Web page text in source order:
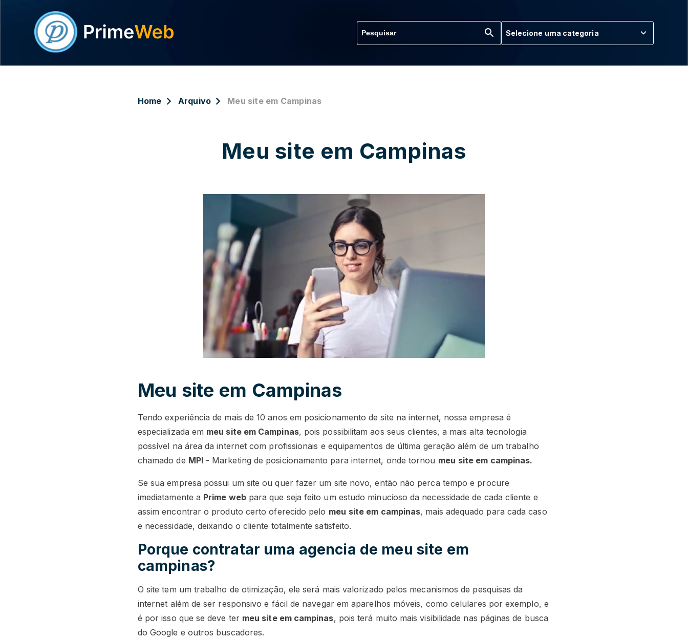
Selecione uma categoria
Home Arquivo Meu site em Campinas
Meu site em Campinas
Meu site em Campinas
Tendo experiência de mais de 10 anos em posicionamento de site na internet, nossa empresa é
especializada em meu site em Campinas, pois possibilitam aos seus clientes, a mais alta tecnologia
possível na área da internet com profissionais e equipamentos de última geração além de um trabalho
chamado de MPI- Marketing de posicionamento para internet, onde tornou meu site em campinas.
Se sua empresa possui um site ou quer fazer um site novo, então não perca tempo e procure
imediatamente a Prime webpara que seja feito um estudo minucioso da necessidade de cada cliente e
assim encontrar o produto certo oferecido pelo meu site em campinas, mais adequado para cada caso
e necessidade, deixando o cliente totalmente satisfeito.
Porque contratar uma agencia de meu site em
campinas?
O site tem um trabalho de otimização, ele será mais valorizado pelos mecanismos de pesquisas da
internet além de ser responsivo e fácil de navegar em aparelhos móveis, como celulares por exemplo, e
é por isso que se deve ter meu site em campinas, pois terá muito mais visibilidade nas páginas de busca
do Google e outros buscadores.